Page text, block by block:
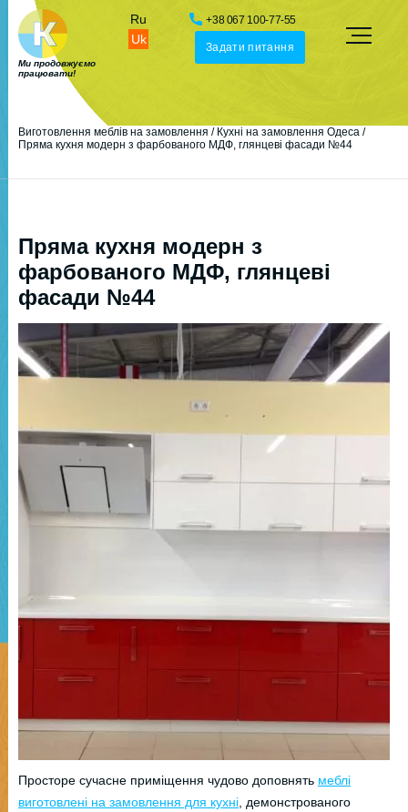
Ми продовжуємо
працювати!
Uk
Ru +38 067 100-77-55
Задати питання
Виготовлення меблів на замовлення / Кухні на замовлення Одеса /
Пряма кухня модерн з фарбованого МДФ, глянцеві фасади №44
Пряма кухня модерн з
фарбованого МДФ, глянцеві
фасади №44
Просторе сучасне приміщення чудово доповнять меблі
виготовлені на замовлення для кухні, демонстрованого